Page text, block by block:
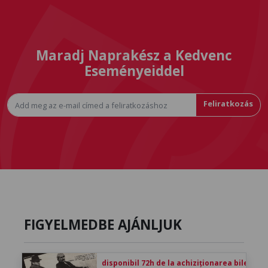
Maradj Naprakész a Kedvenc
Eseményeiddel
Feliratkozás
FIGYELMEDBE AJÁNLJUK
disponibil 72h de la achiziționarea biletului